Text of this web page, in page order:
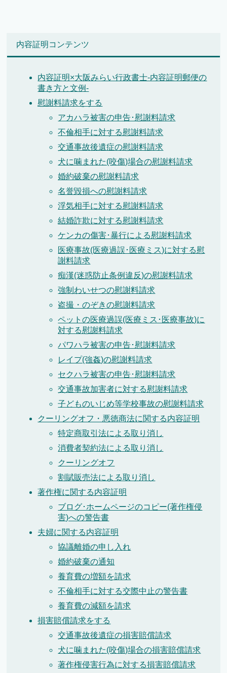
内容証明コンテンツ
内容証明×大阪みらい行政書士-内容証明郵便の
書き方と文例-
慰謝料請求をする
アカハラ被害の申告･慰謝料請求
不倫相手に対する慰謝料請求
交通事故後遺症の慰謝料請求
犬に噛まれた(咬傷)場合の慰謝料請求
婚約破棄の慰謝料請求
名誉毀損への慰謝料請求
浮気相手に対する慰謝料請求
結婚詐欺に対する慰謝料請求
ケンカの傷害･暴行による慰謝料請求
医療事故(医療過誤･医療ミス)に対する慰
謝料請求
痴漢(迷惑防止条例違反)の慰謝料請求
強制わいせつの慰謝料請求
盗撮・のぞきの慰謝料請求
ペットの医療過誤(医療ミス･医療事故)に
対する慰謝料請求
パワハラ被害の申告･慰謝料請求
レイプ(強姦)の慰謝料請求
セクハラ被害の申告･慰謝料請求
交通事故加害者に対する慰謝料請求
子どものいじめ等学校事故の慰謝料請求
クーリングオフ・悪徳商法に関する内容証明
特定商取引法による取り消し
消費者契約法による取り消し
クーリングオフ
割賦販売法による取り消し
著作権に関する内容証明
ブログ･ホームページのコピー(著作権侵
害)への警告書
夫婦に関する内容証明
協議離婚の申し入れ
婚約破棄の通知
養育費の増額を請求
不倫相手に対する交際中止の警告書
養育費の減額を請求
損害賠償請求をする
交通事故後遺症の損害賠償請求
犬に噛まれた(咬傷)場合の損害賠償請求
著作権侵害行為に対する損害賠償請求